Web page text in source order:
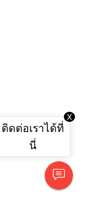
ติดต่อเราได้ที่
นี่
X